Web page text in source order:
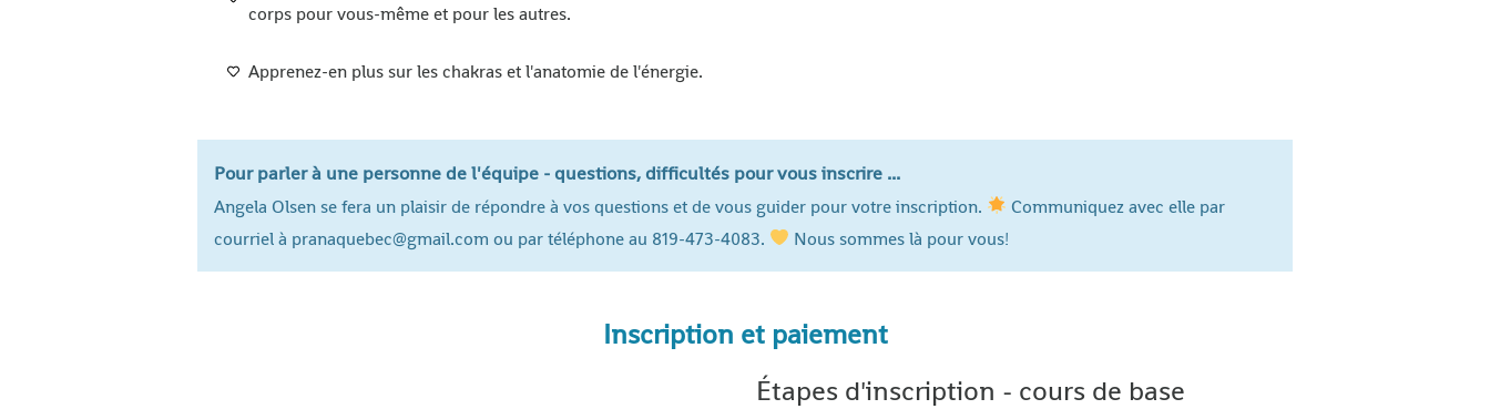
corps pour vous-même et pour les autres.
Apprenez-en plus sur les chakras et l'anatomie de l'énergie.
Pour parler à une personne de l'équipe - questions, difficultés pour vous inscrire ...
Angela Olsen se fera un plaisir de répondre à vos questions et de vous guider pour votre inscription.
Communiquez avec elle par
courriel à pranaquebec@gmail.com ou par téléphone au 819-473-4083.
Nous sommes là pour vous!
Inscription et paiement
Étapes d'inscription - cours de base